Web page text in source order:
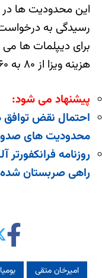
رسیدگی به درخواست
برای دیپلمات ها
هزینه ویزا از ۸۰ به ۱۶۰ یورو وجود دارد.
پیشنهاد می شود:
احتمال نقض توافق
محدودیت های
روزنامه فرانکفورتر
راهی صربستان
امیرخان متقی